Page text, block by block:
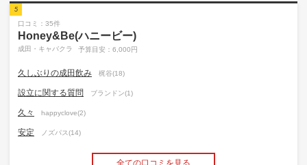
5
口コミ：35件
Honey&Be(ハニービー)
成田・キャバクラ 予算目安：6,000円
久しぶりの成田飲み 梶谷(18)
設立に関する質問 ブランドン(1)
久々 happyclove(2)
安定 ノズパス(14)